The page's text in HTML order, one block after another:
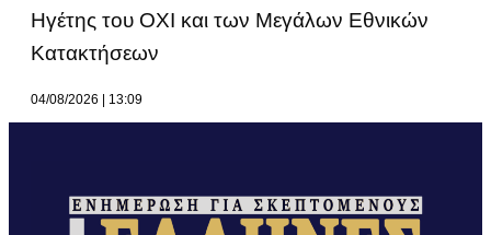
Ηγέτης του ΟΧΙ και των Μεγάλων Εθνικών
Κατακτήσεων
04/08/2026 13:09